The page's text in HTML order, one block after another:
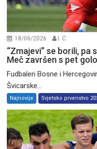
18/06/2026 I. Ć.
“Zmajevi” se borili, pa
Meč završen s pet
Fudbaleri Bosne i
Švicarske...
Najnovije Svjetsko prvenstvo